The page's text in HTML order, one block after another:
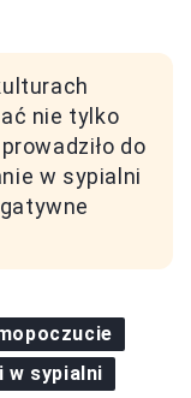
nie tylko
do
w sypialni
w sypialni